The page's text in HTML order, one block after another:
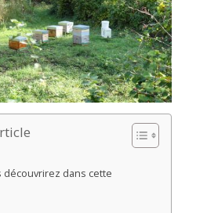
découvrirez dans cette